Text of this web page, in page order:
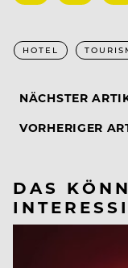
HOTEL
NÄCHSTER
VORHERIGER
DAS